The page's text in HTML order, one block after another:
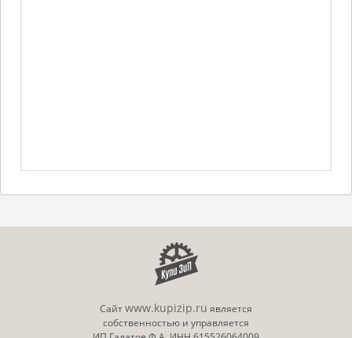
Сайтwww.kupizip.ru является
собственностью и управляется